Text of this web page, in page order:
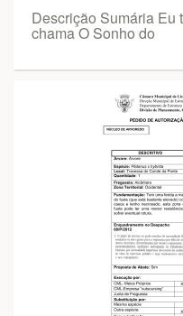
Descrição Sumária Eu
chama O Sonho do